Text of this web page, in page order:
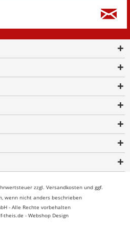
zzgl. Versandkosten und ggf.
wenn nicht anders beschrieben
- Alle Rechte vorbehalten
theis.de - Webshop Design